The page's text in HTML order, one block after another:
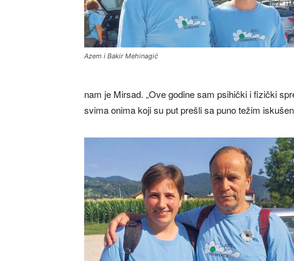
Azem i Bakir Mehinagić
nam je Mirsad. „Ove godine sam psihički i fizički
svima onima koji su put prešli sa puno težim